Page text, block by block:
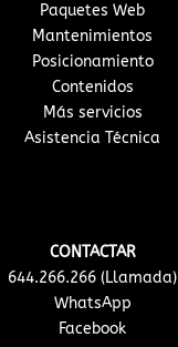
Paquetes Web
Mantenimientos
Posicionamiento
Contenidos
Más servicios
Asistencia Técnica
CONTACTAR
644.266.266 (Llamada)
WhatsApp
Facebook